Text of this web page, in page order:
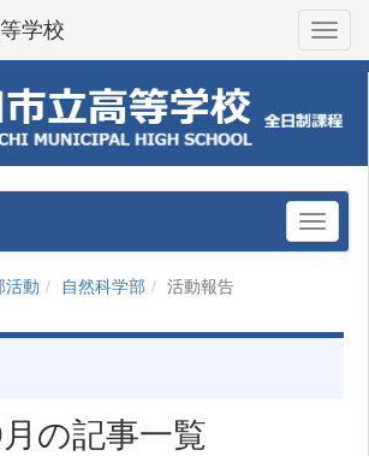
学校
活動 自然科学部 活動報告
の記事一覧